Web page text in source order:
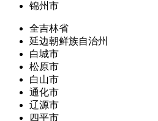
锦州市
全吉林省
延边朝鲜族自治州
白城市
松原市
白山市
通化市
辽源市
四平市